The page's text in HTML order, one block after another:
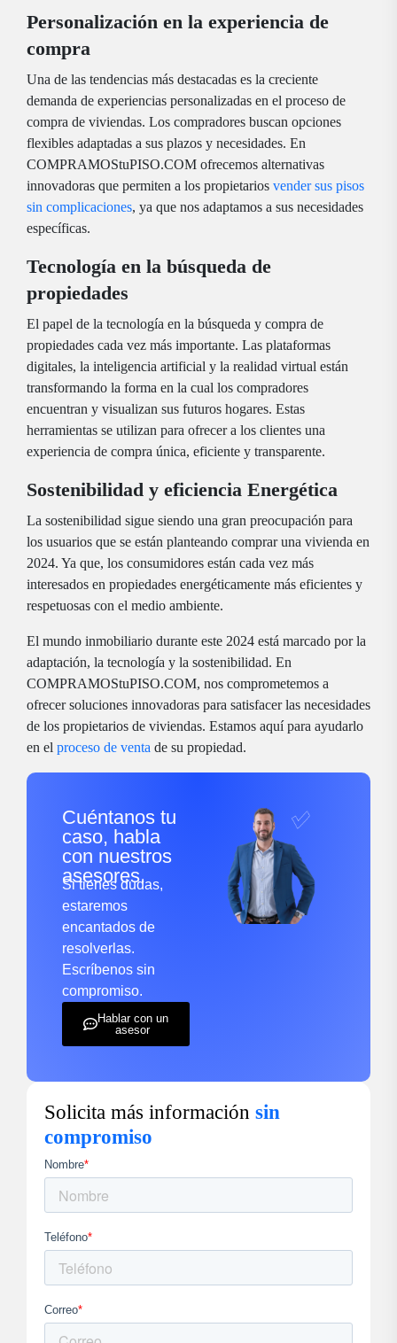
Personalización en la experiencia de
compra
Una de las tendencias más destacadas es la creciente
demanda de experiencias personalizadas en el proceso de
compra de viviendas. Los compradores buscan opciones
flexibles adaptadas a sus plazos y necesidades. En
COMPRAMOStuPISO.COM ofrecemos alternativas
innovadoras que permiten a los propietarios vender sus pisos
sin complicaciones, ya que nos adaptamos a sus necesidades
específicas.
Tecnología en la búsqueda de
propiedades
El papel de la tecnología en la búsqueda y compra de
propiedades cada vez más importante. Las plataformas
digitales, la inteligencia artificial y la realidad virtual están
transformando la forma en la cual los compradores
encuentran y visualizan sus futuros hogares. Estas
herramientas se utilizan para ofrecer a los clientes una
experiencia de compra única, eficiente y transparente.
Sostenibilidad y eficiencia Energética
La sostenibilidad sigue siendo una gran preocupación para
los usuarios que se están planteando comprar una vivienda en
2024. Ya que, los consumidores están cada vez más
interesados ​​en propiedades energéticamente más eficientes y
respetuosas con el medio ambiente.
El mundo inmobiliario durante este 2024 está marcado por la
adaptación, la tecnología y la sostenibilidad. En
COMPRAMOStuPISO.COM, nos comprometemos a
ofrecer soluciones innovadoras para satisfacer las necesidades
de los propietarios de viviendas. Estamos aquí para ayudarlo
en el proceso de venta de su propiedad.
Cuéntanos tu
caso, habla
con nuestros
asesores.
Si tienes dudas,
estaremos
encantados de
resolverlas.
Escríbenos sin
compromiso.
Hablar con un
asesor
Solicita más información sin
compromiso